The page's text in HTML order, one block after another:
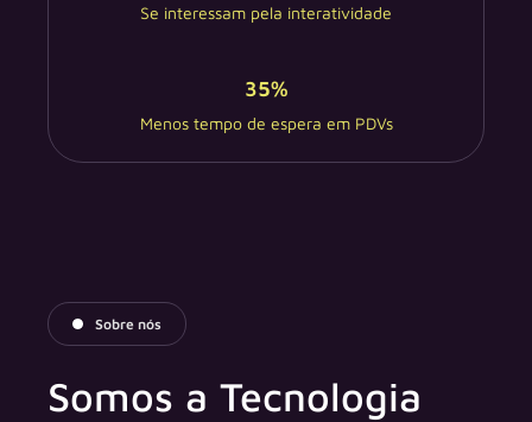
Se interessam pela interatividade
Menos tempo de espera em PDVs
35%
Sobre nós
Somos a Tecnologia